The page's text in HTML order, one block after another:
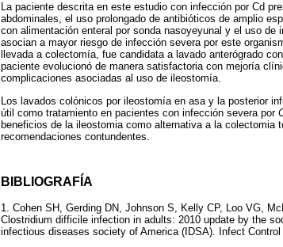
La paciente descrita en este estudio con infección por Cd
abdominales, el uso prolongado de antibióticos de amplio
con alimentación enteral por sonda nasoyeyunal y el uso
asocian a mayor riesgo de infección severa por este
llevada a colectomía, fue candidata a lavado anterógrado
paciente evolucionó de manera satisfactoria con mejoría
complicaciones asociadas al uso de ileostomía.
Los lavados colónicos por ileostomía en asa y la posterior
útil como tratamiento en pacientes con infección severa por
beneficios de la ileostomia como alternativa a la
recomendaciones contundentes.
BIBLIOGRAFÍA
1. Cohen SH, Gerding DN, Johnson S, Kelly CP, Loo VG,
Clostridium difficile infection in adults: 2010 update by the
infectious diseases society of America (IDSA). Infect